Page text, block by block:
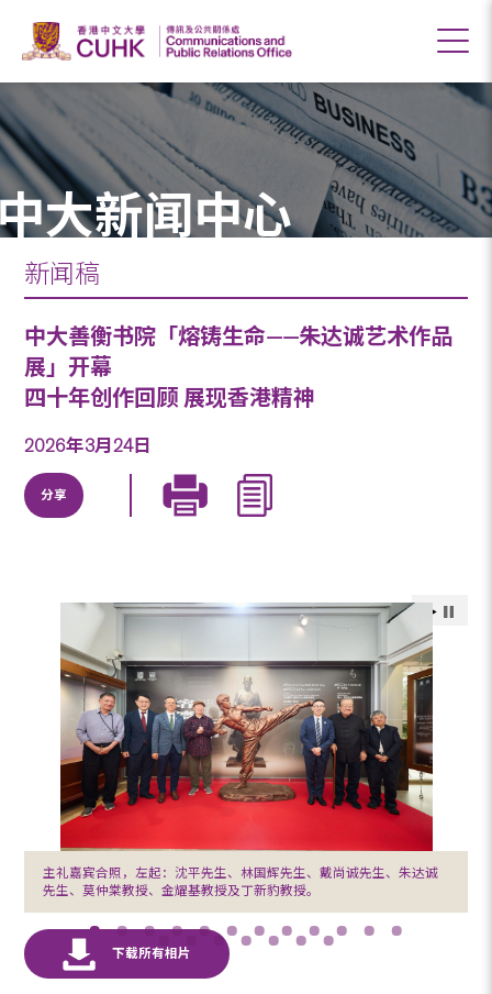
大新闻中心
新闻稿
中大善衡书院「熔铸生命——朱达诚艺术作品
展」开幕
四十年创作回顾 展现香港精神
2026年3月24日
分享
主礼嘉宾合照，左起：沈平先生、林国辉先生、戴尚诚先生、朱达诚
先生、莫仲棠教授、金耀基教授及丁新豹教授。